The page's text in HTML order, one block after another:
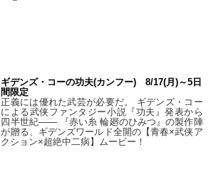
ギデンズ・コーの功夫(カンフー) 8/17(月)～5日
間限定
正義には優れた武芸が必要だ。 ギデンズ・コー
による武侠ファンタジー小説『功夫』発表から
四半世紀―― 『赤い糸 輪廻のひみつ』の製作陣
が贈る、ギデンズワールド全開の【青春×武侠ア
クション×超絶中二病】ムービー！